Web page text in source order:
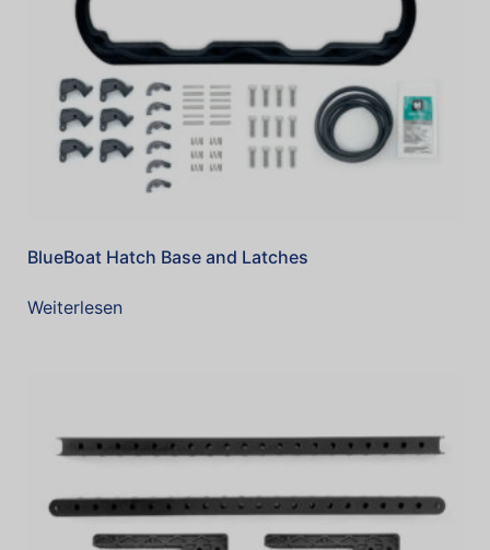
BlueBoat Hatch Base and Latches
Weiterlesen